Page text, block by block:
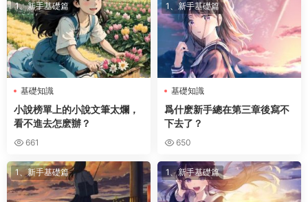
1、新手基礎篇
基礎知識
小說榜單上的小說文筆太爛，
看不進去怎麽辦？
661
1、新手基礎篇
基礎知識
爲什麽新手總在第三章後寫不
下去了？
650
1、新手基礎篇 1、新手基礎篇